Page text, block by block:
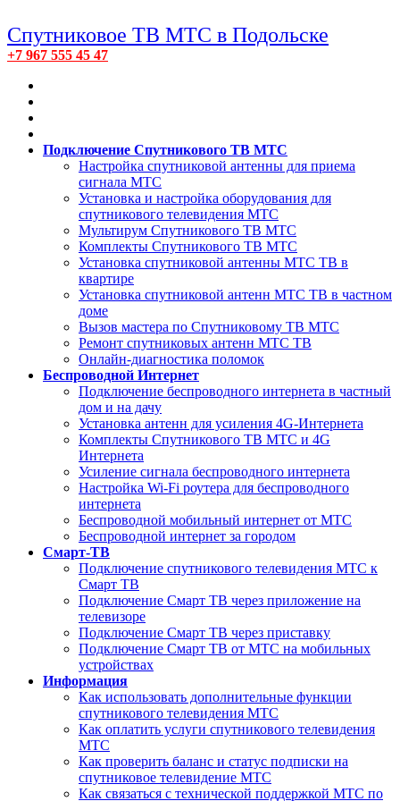
Спутниковое ТВ МТС в Подольске
+7 967 555 45 47
Подключение Спутникового ТВ МТС
Настройка спутниковой антенны для приема
сигнала МТС
Установка и настройка оборудования для
спутникового телевидения МТС
Мультирум Спутникового ТВ МТС
Комплекты Спутникового ТВ МТС
Установка спутниковой антенны МТС ТВ в
квартире
Установка спутниковой антенн МТС ТВ в частном
доме
Вызов мастера по Спутниковому ТВ МТС
Ремонт спутниковых антенн МТС ТВ
Онлайн-диагностика поломок
Беспроводной Интернет
Подключение беспроводного интернета в частный
дом и на дачу
Установка антенн для усиления 4G-Интернета
Комплекты Спутникового ТВ МТС и 4G
Интернета
Усиление сигнала беспроводного интернета
Настройка Wi-Fi роутера для беспроводного
интернета
Беспроводной мобильный интернет от МТС
Беспроводной интернет за городом
Смарт-ТВ
Подключение спутникового телевидения МТС к
Смарт ТВ
Подключение Смарт ТВ через приложение на
телевизоре
Подключение Смарт ТВ через приставку
Подключение Смарт ТВ от МТС на мобильных
устройствах
Информация
Как использовать дополнительные функции
спутникового телевидения МТС
Как оплатить услуги спутникового телевидения
МТС
Как проверить баланс и статус подписки на
спутниковое телевидение МТС
Как связаться с технической поддержкой МТС по